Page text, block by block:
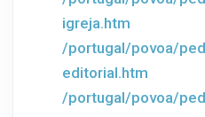
igreja.htm
/portugal/povoa/
editorial.htm
/portugal/povoa/